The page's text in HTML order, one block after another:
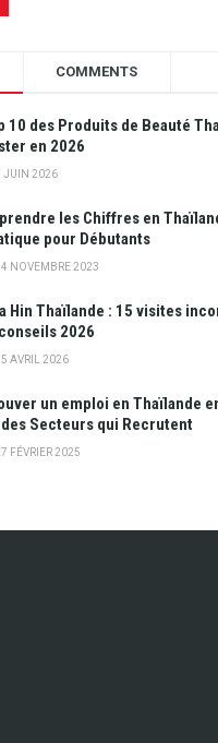
COMMENTS
10 des Produits de Beauté
en 2026
JUIN 2026
les Chiffres en
pour Débutants
NOVEMBRE 2023
Hin Thaïlande : 15 visites
2026
AVRIL 2026
un emploi en Thaïlande
Secteurs qui Recrutent
FÉVRIER 2025